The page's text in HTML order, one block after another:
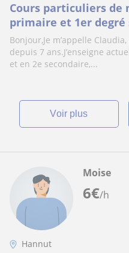
Cours particuliers de
primaire et 1er degré
Bonjour,Je m’appelle
depuis 7 ans.J’enseigne
et en 2e secondaire,...
voir plus
6€/h
Moise
Hannut